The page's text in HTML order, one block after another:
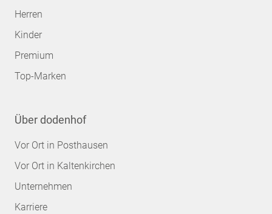
Herren
Kinder
Premium
Top-Marken
Über dodenhof
Vor Ort in Posthausen
Vor Ort in Kaltenkirchen
Unternehmen
Karriere